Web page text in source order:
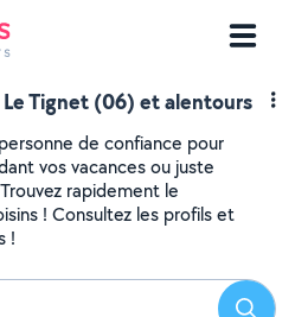
Tignet (06) et alentours
de confiance pour
vos vacances ou juste
rapidement le
! Consultez les profils et
!